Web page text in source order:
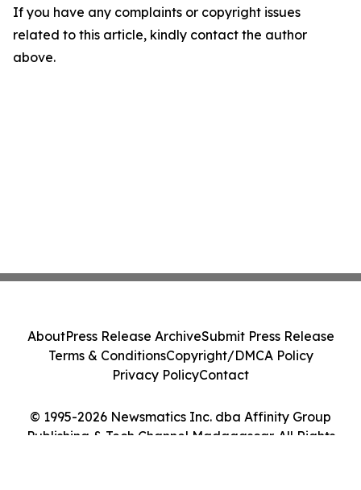
If you have any complaints or copyright issues
related to this article, kindly contact the author
above.
© 1995-2026 Newsmatics Inc. dba Affinity Group
Publishing & Tech Channel Madagascar. All Rights
AboutPress Release ArchiveSubmit Press Release
Terms & ConditionsCopyright/DMCA Policy
Privacy PolicyContact